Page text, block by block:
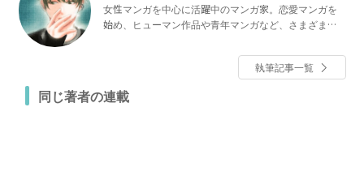
女性マンガを中心に活躍中のマンガ家。恋愛マンガを
始め、ヒューマン作品や青年マンガなど、さまざまな
執筆記事一覧
同じ著者の連載